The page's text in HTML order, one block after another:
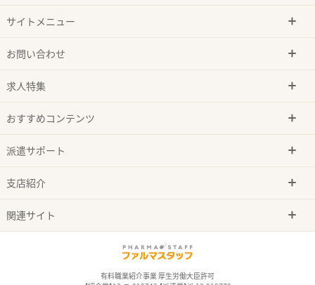
サイトメニュー
お問い合わせ
求人特集
おすすめコンテンツ
派遣サポート
支店紹介
関連サイト
有料職業紹介事業 厚生労働大臣許可